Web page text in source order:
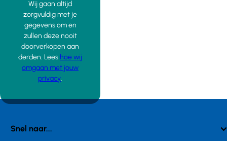
Wij gaan altijd
zorgvuldig met je
gegevens om en
zullen deze nooit
doorverkopen aan
derden. Lees hoe wij
omgaan met jouw
privacy.
Snel naar...